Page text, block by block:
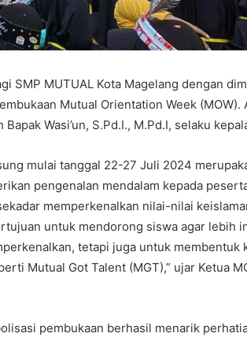
SMP MUTUAL Kota Magelang dengan
Mutual Orientation Week (MOW).
Wasi’un, S.Pd.I., M.Pd.I, selaku
mulai tanggal 22-27 Juli 2024
pengenalan mendalam kepada
memperkenalkan nilai-nilai
untuk mendorong siswa agar lebih
tetapi juga untuk membentuk
Mutual Got Talent (MGT),” ujar Ketua
pembukaan berhasil menarik